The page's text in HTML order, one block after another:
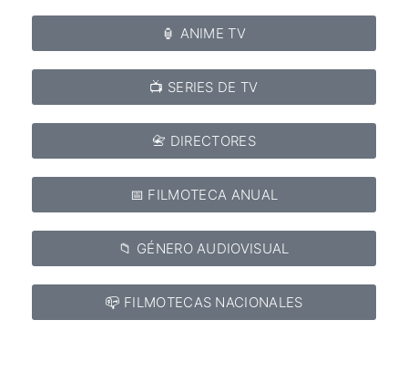
🏮 ANIME TV
📺 SERIES DE TV
📇 DIRECTORES
📅 FILMOTECA ANUAL
📁 GÉNERO AUDIOVISUAL
📪 FILMOTECAS NACIONALES